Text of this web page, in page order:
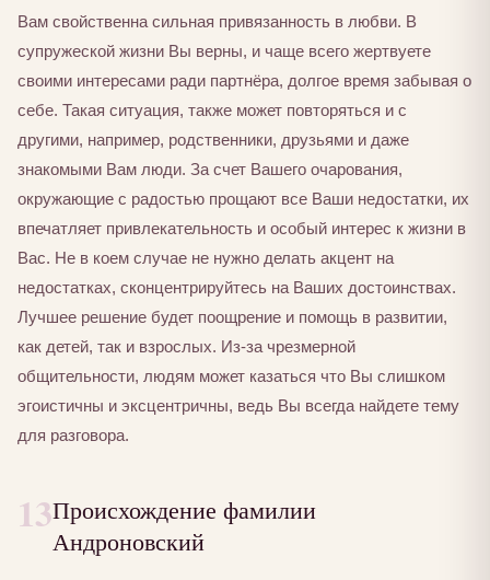
Вам свойственна сильная привязанность в любви. В
супружеской жизни Вы верны, и чаще всего жертвуете
своими интересами ради партнёра, долгое время забывая о
себе. Такая ситуация, также может повторяться и с
другими, например, родственники, друзьями и даже
знакомыми Вам люди. За счет Вашего очарования,
окружающие с радостью прощают все Ваши недостатки, их
впечатляет привлекательность и особый интерес к жизни в
Вас. Не в коем случае не нужно делать акцент на
недостатках, сконцентрируйтесь на Ваших достоинствах.
Лучшее решение будет поощрение и помощь в развитии,
как детей, так и взрослых. Из-за чрезмерной
общительности, людям может казаться что Вы слишком
эгоистичны и эксцентричны, ведь Вы всегда найдете тему
для разговора.
13Происхождение фамилии
Андроновский